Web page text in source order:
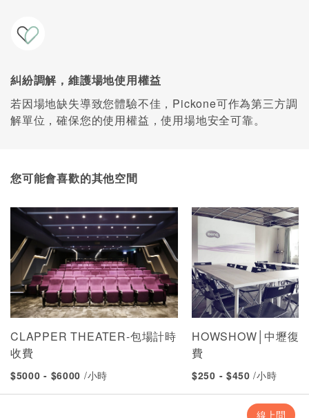
線上問
糾紛調解，維護場地使用權益
若因場地缺失導致您體驗不佳，Pickone可作為第三方調
解單位，確保您的使用權益，使用場地安全可靠。
您可能會喜歡的其他空間
CLAPPER THEATER-包場計時
收費
$5000 - $6000 /小時
HOWSHOW│中壢復
費
$250 - $450/小時